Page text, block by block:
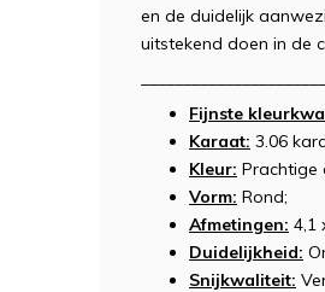
en de duidelijk
uitstekend doen in de
Fijnste
Karaat: 3.06
Kleur: Prachtige
Vorm: Rond;
Afmetingen: 4,1
Duidelijkheid:
Snijkwaliteit: